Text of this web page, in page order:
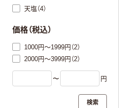
天塩（4）
価格（税込）
1000円～1999円（2）
2000円～3999円（2）
〜 円
検索